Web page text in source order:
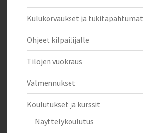
Kulukorvaukset ja tukitapahtumat
Ohjeet kilpailijalle
Tilojen vuokraus
Valmennukset
Koulutukset ja kurssit
Näyttelykoulutus